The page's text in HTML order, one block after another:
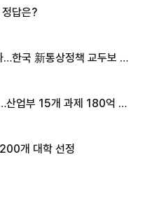
답은?
한국 新통상정책 교두보 활
산업부 15개 과제 180억 지
개 대학 선정